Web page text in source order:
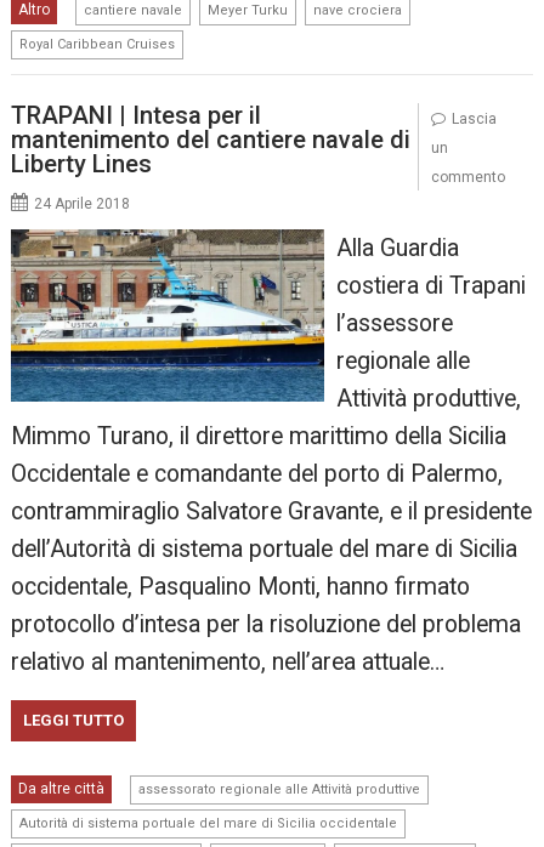
Altro cantiere navale Meyer Turku nave crociera
Royal Caribbean Cruises
TRAPANI | Intesa per il
mantenimento del cantiere navale di
Liberty Lines
24 Aprile 2018
Alla Guardia
costiera di Trapani
l’assessore
regionale alle
Attività produttive,
Mimmo Turano, il direttore marittimo della Sicilia
Occidentale e comandante del porto di Palermo,
contrammiraglio Salvatore Gravante, e il presidente
dell’Autorità di sistema portuale del mare di Sicilia
occidentale, Pasqualino Monti, hanno firmato
protocollo d’intesa per la risoluzione del problema
relativo al mantenimento, nell’area attuale…
LEGGI TUTTO
Da altre città assessorato regionale alle Attività produttive
Autorità di sistema portuale del mare di Sicilia occidentale
Lascia
un
commento